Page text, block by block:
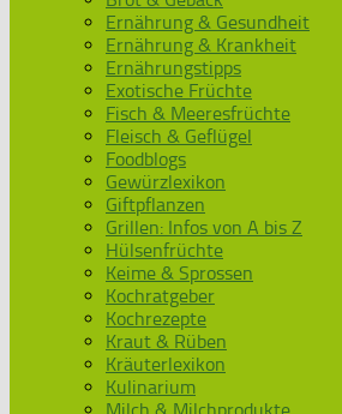
Ernährung & Gesundheit
Ernährung & Krankheit
Ernährungstipps
Exotische Früchte
Fisch & Meeresfrüchte
Fleisch & Geflügel
Foodblogs
Gewürzlexikon
Giftpflanzen
Grillen: Infos von A bis Z
Hülsenfrüchte
Keime & Sprossen
Kochratgeber
Kochrezepte
Kraut & Rüben
Kräuterlexikon
Kulinarium